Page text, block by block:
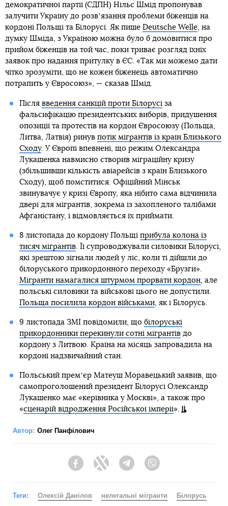
демократичної партії (СДПН) Нільc Шмід пропонував
залучити Україну до розвʼязання проблеми біженців на
кордоні Польщі та Білорусі. Як пише Deutsche Welle , на
думку Шміда, з Україною можна було б домовитися про
прийом біженців на той час, поки триває розгляд їхніх
заявок про надання притулку в ЄС. «Так ми можемо дати
чітко зрозуміти, що не кожен біженець автоматично
потрапить у Євросоюз», — сказав Шмід.
Після введення санкцій проти Білорусі за
фальсифікацію президентських виборів, придушення
опозиції та протестів на кордон Євросоюзу (Польща,
Литва, Латвія) ринув потік мігрантів із країн Близького
Сходу. У Європі впевнені, що режим Олександра
Лукашенка навмисно створив міграційну кризу
(збільшивши кількість авіарейсів з країн Близького
Сходу), щоб помститися. Офіційний Мінськ
звинувачує у кризі Європу, яка нібито сама відчинила
двері для мігрантів, зокрема із захопленого талібами
Афганістану, і відмовляється їх приймати.
8 листопада до кордону Польщі прибула колона із
тисяч мігрантів. Її супроводжували силовики Білорусі,
які зрештою зігнали людей у ліс, коли ті дійшли до
білоруського прикордонного переходу «Брузги».
Мігранти намагалися штурмом прорвати кордон, але
польські силовики та військові цього не допустили.
Польща посилила кордон військами, як і Білорусь.
9 листопада ЗМІ повідомили, що білоруські
прикордонники перекинули сотні мігрантівдо
кордону з Литвою. Країна на місяць запровадила на
кордоні надзвичайний стан.
Польський премʼєр Матеуш Моравецький заявив, що
самопроголошений президент Білорусі Олександр
Лукашенко має «керівника у Москві», а також про
«сценарій відродження Російської імперії».
Автор: Олег Панфілович
FacebookTwitter Telegram
Теги: Олексій Данілов нелегальні мігранти Білорусь